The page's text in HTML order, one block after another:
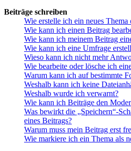
Beiträge schreiben
Wie erstelle ich ein neues
Wie kann ich einen Beitrag
Wie kann ich meinem Beitrag
Wie kann ich eine Umfrage
Wieso kann ich nicht mehr
Wie bearbeite oder lösche ich
Warum kann ich auf bestimmte
Weshalb kann ich keine
Weshalb wurde ich verwarnt?
Wie kann ich Beiträge den
Was bewirkt die „Speichern“-
eines Beitrags?
Warum muss mein Beitrag erst
Wie markiere ich ein Thema als